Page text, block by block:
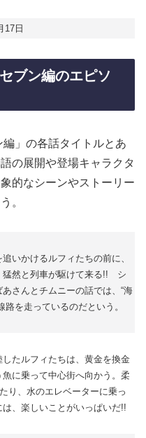
17日
ブン編のエピソ
編」の各話タイトルとあ
の展開や登場キャラクタ
的なシーンやストーリー
。
いかけるルフィたちの前に、
猛然と列車が駆けて来る!! シ
さんとチムニーの話では、“海
路を走っているのだという。
たルフィたちは、黄金を換金
に乗って中心街へ向かう。柔
り、水のエレベーターに乗っ
、楽しいことがいっぱいだ!!